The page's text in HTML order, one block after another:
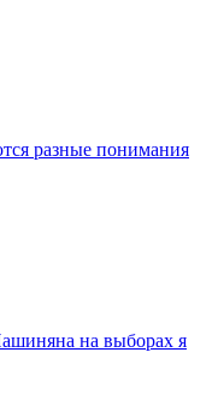
разные понимания
на выборах я